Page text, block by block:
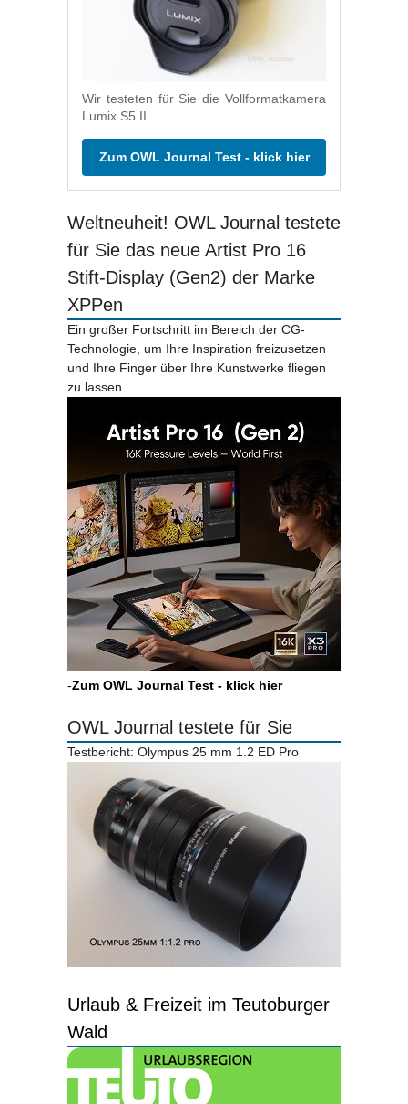
Wir testeten für Sie die Vollformatkamera
Lumix S5 II.
Zum OWL Journal Test - klick hier
Weltneuheit! OWL Journal testete
für Sie das neue Artist Pro 16
Stift-Display (Gen2) der Marke
XPPen
Ein großer Fortschritt im Bereich der CG-
Technologie, um Ihre Inspiration freizusetzen
und Ihre Finger über Ihre Kunstwerke fliegen
zu lassen.
-Zum OWL Journal Test - klick hier
OWL Journal testete für Sie
Testbericht: Olympus 25 mm 1.2 ED Pro
Urlaub & Freizeit im Teutoburger
Wald